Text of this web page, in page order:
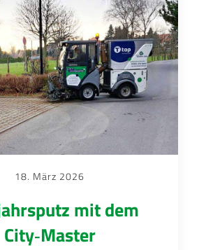
18. März 2026
mit dem
City‑Master